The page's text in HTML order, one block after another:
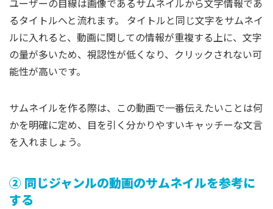
るタイトルへと流れます。 タイトルと同じ文字をサムネイ
ルに入れると、動画に関しての情報が重複する上に、文字
の量が多いため、視認性が低くなり、クリックされない可
能性が高いです。
サムネイルを作る際は、この動画で一番伝えたいことは何
かを明確に定め、目を引く分かりやすいキャッチーな文言
を入れましょう。
② 同じジャンルの動画のサムネイルを参考に
する